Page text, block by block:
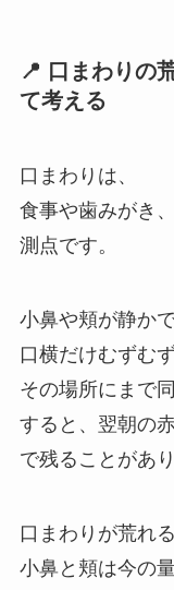
📍 口まわりの
て考える
口まわりは、
食事や歯みがき
測点です。
小鼻や頬が静かで
口横だけむずむ
その場所にまで
すると、翌朝の
で残ることがあり
口まわりが荒れ
小鼻と頬は今の